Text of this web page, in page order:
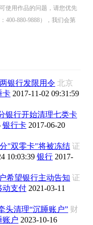
使用作品的问题，请您优先
400-880-9888），我们会第
银行发限用令 北京
卡 2017-11-02 09:31:59
银行开始清理七类卡
银行卡 2017-06-20
"双零卡"将被冻结 证
10:03:39 银行 2017-
希望银行主动告知 证
动支付 2021-03-11
头清理“沉睡账户” 财
账户 2023-10-16